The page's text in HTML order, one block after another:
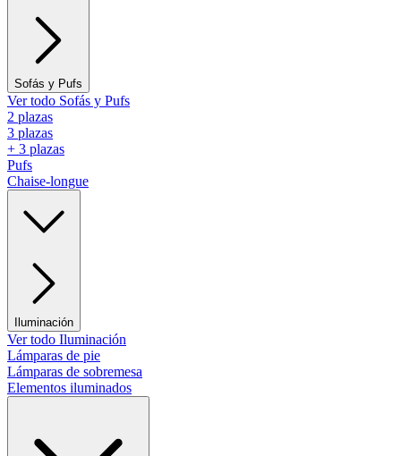
Sofás y Pufs
Ver todo Sofás y Pufs
2 plazas
3 plazas
+ 3 plazas
Pufs
Chaise-longue
Iluminación
Ver todo Iluminación
Lámparas de pie
Lámparas de sobremesa
Elementos iluminados